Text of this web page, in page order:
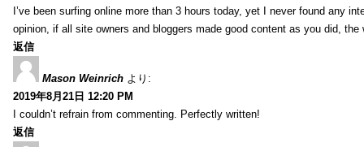
I’ve been surfing online more than 3 hours today, yet I never found any
opinion, if all site owners and bloggers made good content as you did,
返信
Mason Weinrich より:
2019年8月21日 12:20 PM
I couldn’t refrain from commenting. Perfectly written!
返信